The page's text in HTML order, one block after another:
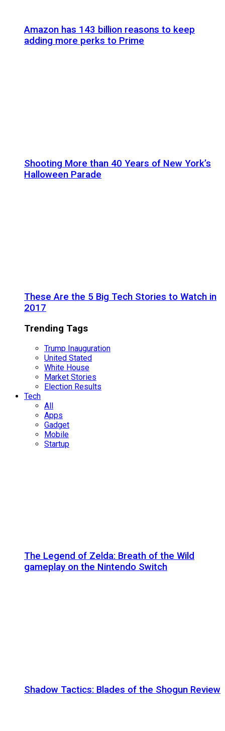
Amazon has 143 billion reasons to keep
adding more perks to Prime
Shooting More than 40 Years of New York’s
Halloween Parade
These Are the 5 Big Tech Stories to Watch in
2017
Trending Tags
Trump Inauguration
United Stated
White House
Market Stories
Election Results
Tech
All
Apps
Gadget
Mobile
Startup
The Legend of Zelda: Breath of the Wild
gameplay on the Nintendo Switch
Shadow Tactics: Blades of the Shogun Review